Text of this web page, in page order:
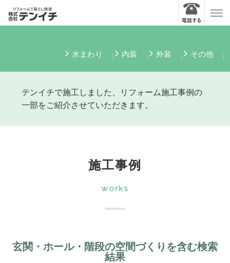
水まわり 内装 外装 その他
テンイチで施工しました、リフォーム施工事例の
一部をご紹介させていただきます。
施工事例
works
玄関・ホール・階段の空間づくりを含む検索
結果